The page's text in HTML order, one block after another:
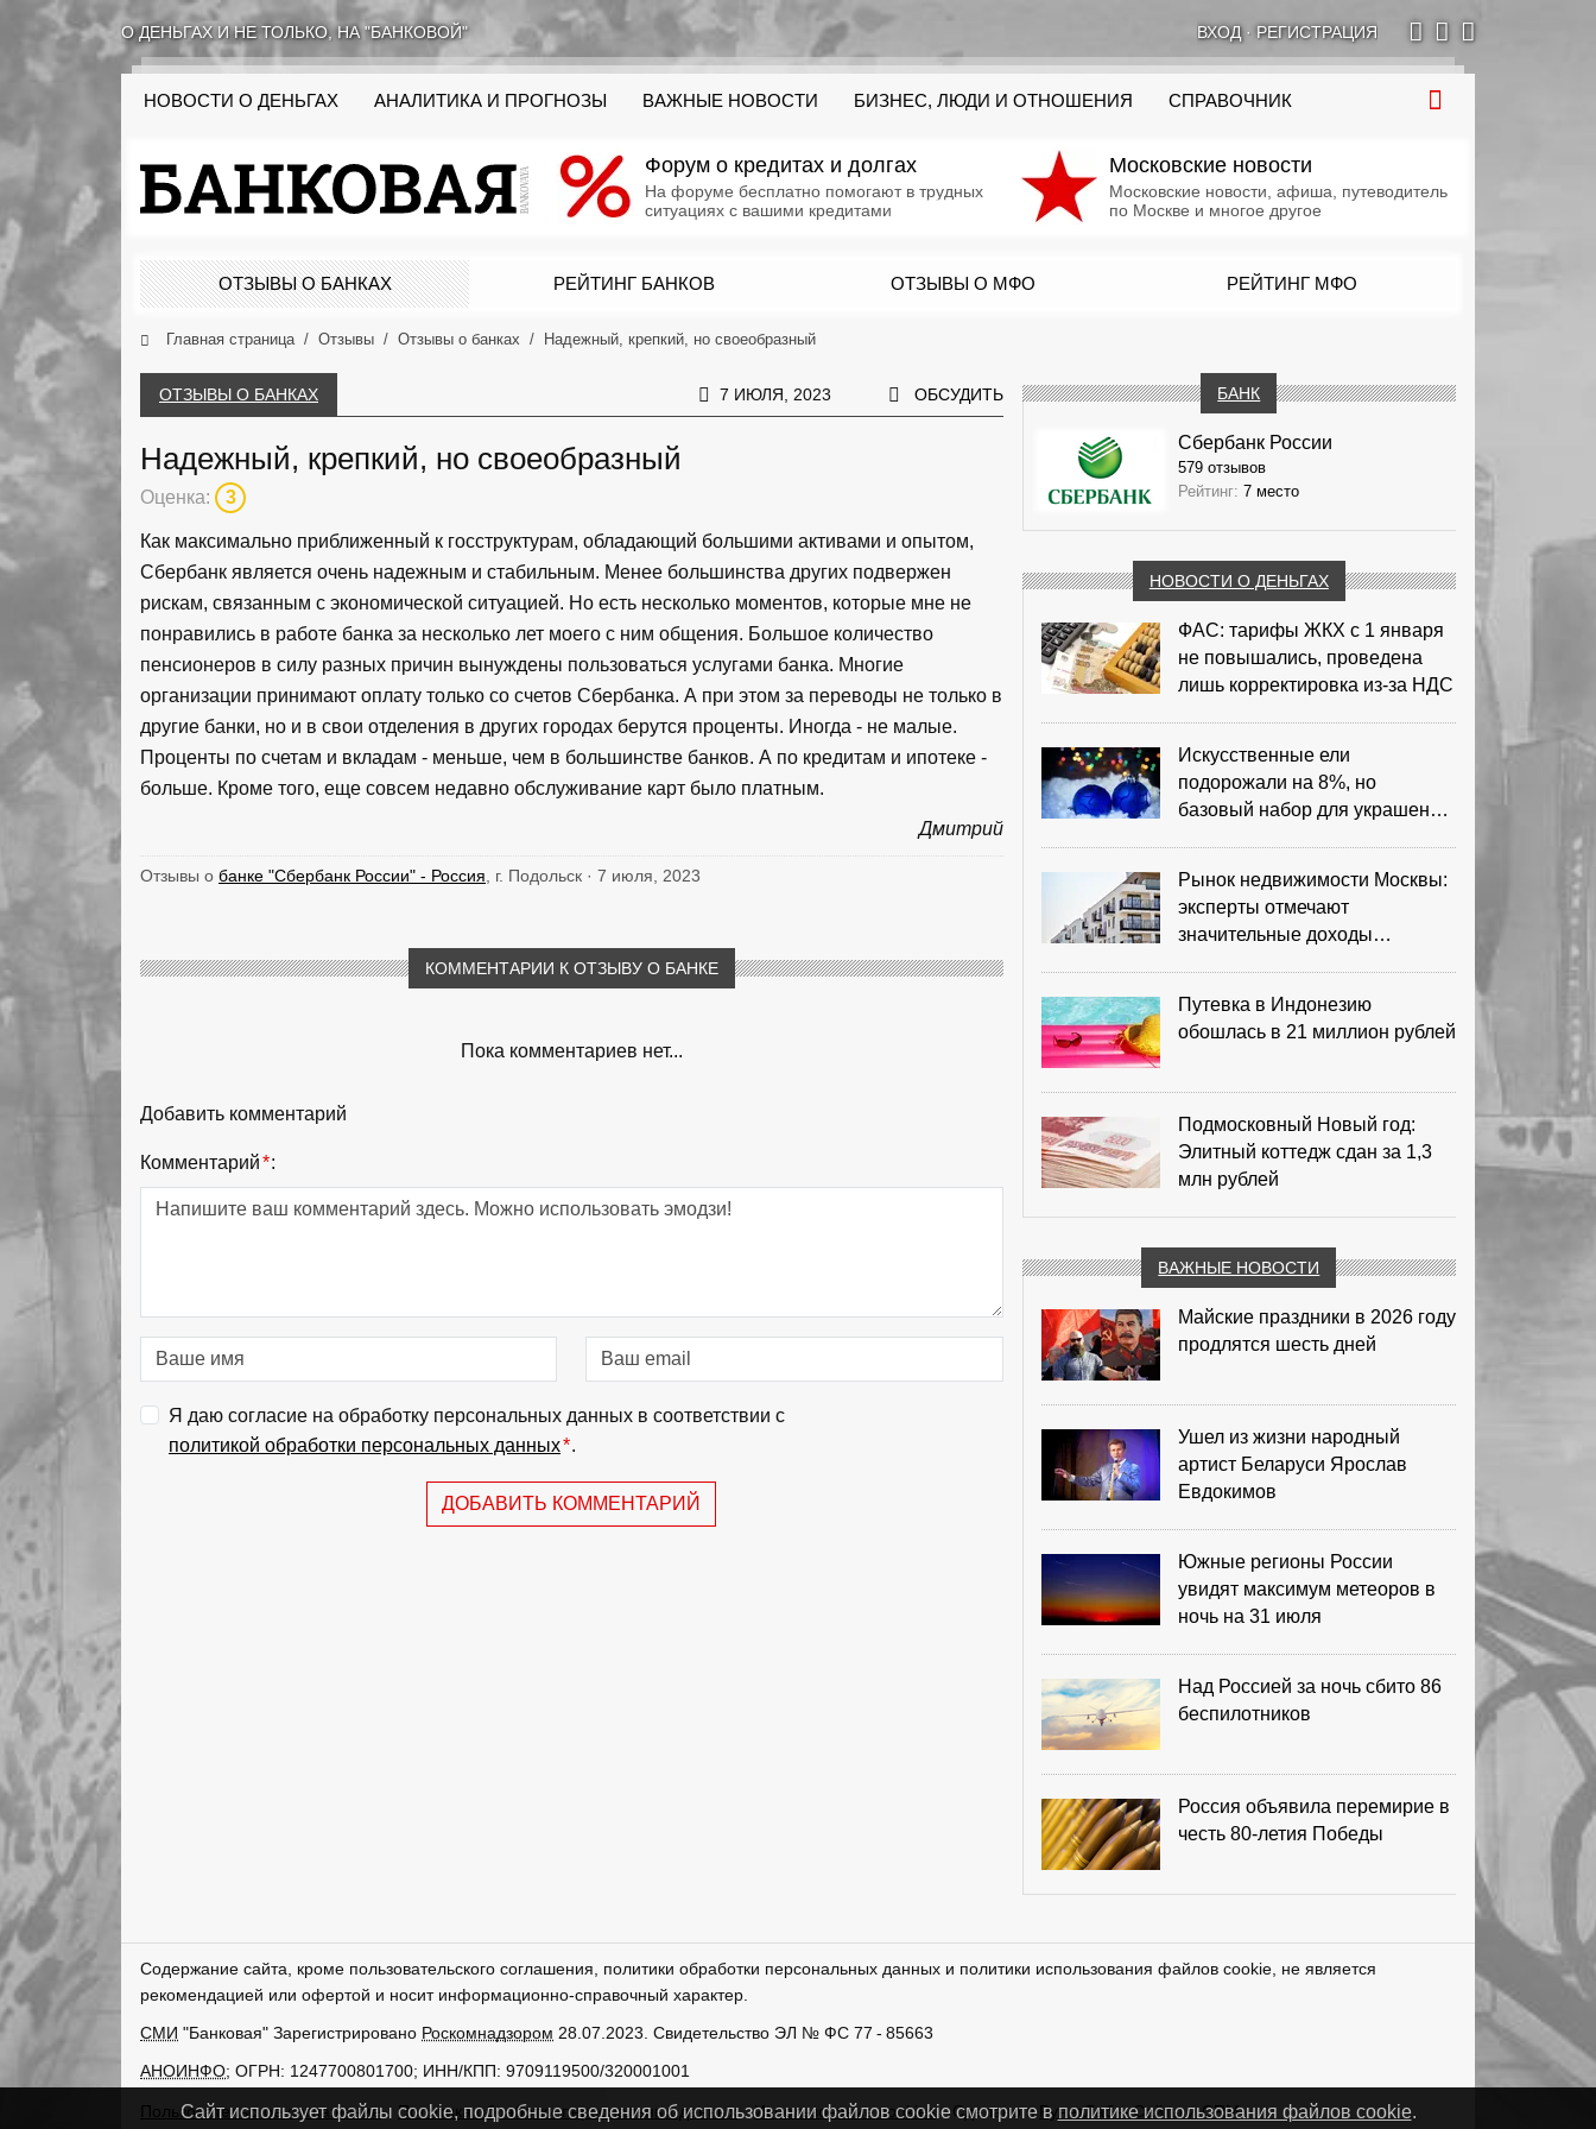
О ДЕНЬГАХ И НЕ ТОЛЬКО, НА "БАНКОВОЙ" ВХОД· РЕГИСТРАЦИЯ
НОВОСТИ О ДЕНЬГАХ АНАЛИТИКА И ПРОГНОЗЫ ВАЖНЫЕ НОВОСТИ БИЗНЕС, ЛЮДИ И ОТНОШЕНИЯ СПРАВОЧНИК
Форум о кредитах и долгах
На форуме бесплатно помогают в трудных
ситуациях с вашими кредитами
Московские новости
Московские новости, афиша, путеводитель
по Москве и многое другое
ОТЗЫВЫ О БАНКАХ РЕЙТИНГ БАНКОВ ОТЗЫВЫ О МФО РЕЙТИНГ МФО
Главная страница Отзывы Отзывы о банках Надежный, крепкий, но своеобразный
ОТЗЫВЫ О БАНКАХ 7 ИЮЛЯ, 2023 ОБСУДИТЬ
Надежный, крепкий, но своеобразный
Оценка: 3
Как максимально приближенный к госструктурам, обладающий большими активами и опытом,
Сбербанк является очень надежным и стабильным. Менее большинства других подвержен
рискам, связанным с экономической ситуацией. Но есть несколько моментов, которые мне не
понравились в работе банка за несколько лет моего с ним общения. Большое количество
пенсионеров в силу разных причин вынуждены пользоваться услугами банка. Многие
организации принимают оплату только со счетов Сбербанка. А при этом за переводы не только в
другие банки, но и в свои отделения в других городах берутся проценты. Иногда - не малые.
Проценты по счетам и вкладам - меньше, чем в большинстве банков. А по кредитам и ипотеке -
больше. Кроме того, еще совсем недавно обслуживание карт было платным.
Дмитрий
Отзывы о банке "Сбербанк России" - Россия , г. Подольск · 7 июля, 2023
КОММЕНТАРИИ К ОТЗЫВУ О БАНКЕ
Пока комментариев нет...
Добавить комментарий
Комментарий*:
Я даю согласие на обработку персональных данных в соответствии с
политикой обработки персональных данных*.
ДОБАВИТЬ КОММЕНТАРИЙ
БАНК
Сбербанк России
579 отзывов
Рейтинг: 7 место
НОВОСТИ О ДЕНЬГАХ
ФАС: тарифы ЖКХ с 1 января
не повышались, проведена
лишь корректировка из‑за НДС
Искусственные ели
подорожали на 8%, но
базовый набор для украшения
Рынок недвижимости Москвы:
эксперты отмечают
значительные доходы
Путевка в Индонезию
обошлась в 21 миллион рублей
Подмосковный Новый год:
Элитный коттедж сдан за 1,3
млн рублей
ВАЖНЫЕ НОВОСТИ
Майские праздники в 2026 году
продлятся шесть дней
Ушел из жизни народный
артист Беларуси Ярослав
Евдокимов
Южные регионы России
увидят максимум метеоров в
ночь на 31 июля
Над Россией за ночь сбито 86
беспилотников
Россия объявила перемирие в
честь 80-летия Победы
Содержание сайта, кроме пользовательского соглашения, политики обработки персональных данных и политики использования файлов cookie, не является
рекомендацией или офертой и носит информационно-справочный характер.
СМИ "Банковая" Зарегистрировано Роскомнадзором 28.07.2023. Свидетельство ЭЛ № ФС 77 - 85663
АНОИНФО; ОГРН: 1247700801700; ИНН/КПП: 9709119500/320001001
Пользовательское соглашение Политика обработки персональных данных Использование cookies Сделано вРунетЛаб – Сайты и CRM
Сайт использует файлы cookie, подробные сведения об использовании файлов cookie смотрите вполитике использования файлов cookie.